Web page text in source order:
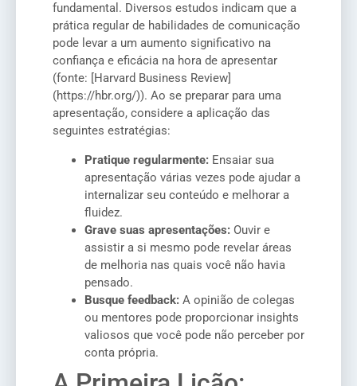
fundamental. Diversos estudos indicam que a
prática regular de habilidades de comunicação
pode levar a um aumento significativo na
confiança e eficácia na hora de apresentar
(fonte: [Harvard Business Review]
(https://hbr.org/)). Ao se preparar para uma
apresentação, considere a aplicação das
seguintes estratégias:
Pratique regularmente: Ensaiar sua
apresentação várias vezes pode ajudar a
internalizar seu conteúdo e melhorar a
fluidez.
Grave suas apresentações: Ouvir e
assistir a si mesmo pode revelar áreas
de melhoria nas quais você não havia
pensado.
Busque feedback: A opinião de colegas
ou mentores pode proporcionar insights
valiosos que você pode não perceber por
conta própria.